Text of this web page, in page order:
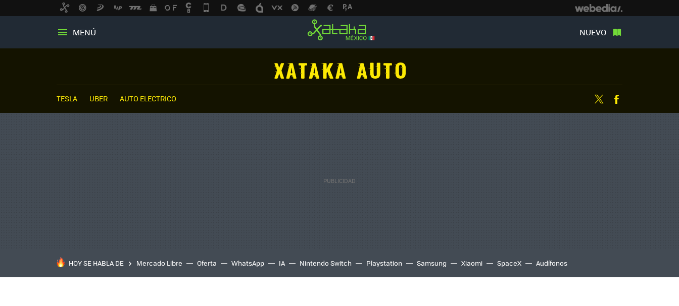
MENÚ NUEVO
TESLA UBER AUTO ELECTRICO Twitter
HOY SE HABLA DE Mercado Libre Oferta WhatsApp IA Nintendo Switch Playstation Samsung Xiaomi SpaceX Audífonos